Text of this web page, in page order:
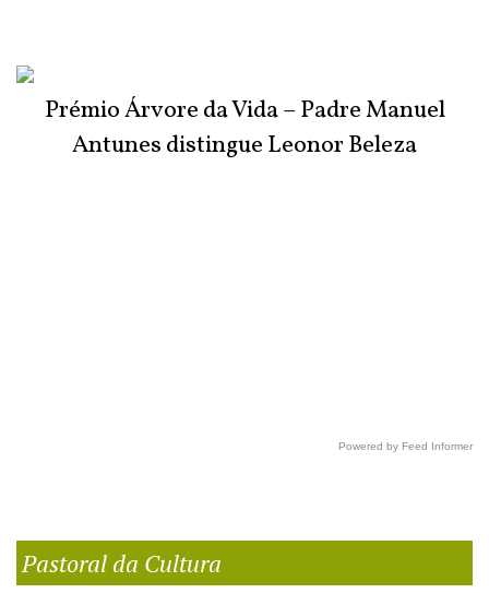
Prémio Árvore da Vida – Padre Manuel
Antunes distingue Leonor Beleza
Powered by Feed Informer
Pastoral da Cultura